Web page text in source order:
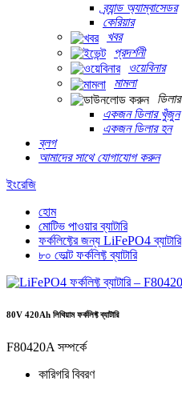
ব্র্যান্ড অ্যাম্বাসেডর
কেরিয়ার
খবর
প্রদর্শনী
ওয়েবিনার
মামলা
ডিলার
একজন ডিলার খুঁজুন
একজন ডিলার হন
ব্লগ
আমাদের সাথে যোগাযোগ করুন
ইংরেজি
হোম
মোটিভ পাওয়ার ব্যাটারি
ফর্কলিফ্টের জন্য LiFePO4 ব্যাটারি
৮০ ভোল্ট ফর্কলিফ্ট ব্যাটারি
80V 420Ah লিথিয়াম ফর্কলিফ্ট ব্যাটারি
F80420A সম্পর্কে
কারিগরি বিবরণ